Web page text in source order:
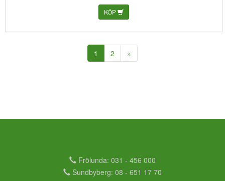
KÖP
1 (current)
2 »
Frölunda: 031 - 456 000
Sundbyberg: 08 - 651 17 70